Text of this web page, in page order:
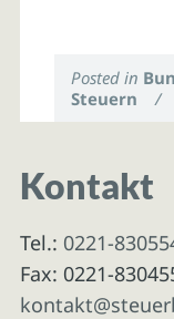
Posted in
Steuern
/
Kontakt
Tel.: 0221-
Fax: 0221-